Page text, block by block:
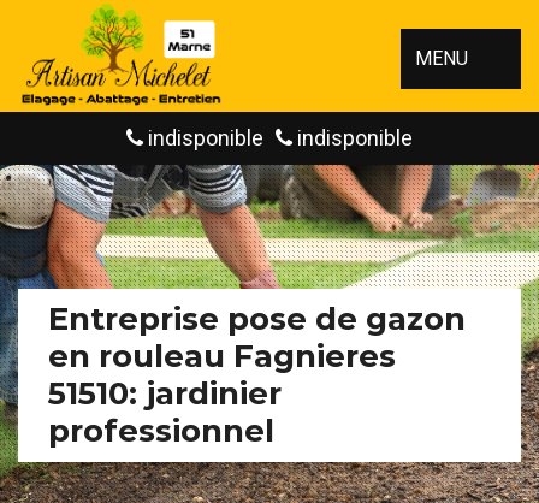
MENU
indisponible indisponible
Entreprise pose de gazon
en rouleau Fagnieres
51510: jardinier
professionnel